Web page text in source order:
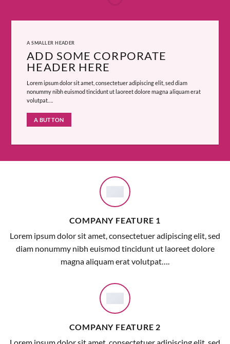
A SMALLER HEADER
ADD SOME CORPORATE
HEADER HERE
Lorem ipsum dolor sit amet, consectetuer adipiscing elit, sed diam
nonummy nibh euismod tincidunt ut laoreet dolore magna aliquam erat
volutpat….
A BUTTON
COMPANY FEATURE 1
Lorem ipsum dolor sit amet, consectetuer adipiscing elit, sed
diam nonummy nibh euismod tincidunt ut laoreet dolore
magna aliquam erat volutpat….
COMPANY FEATURE 2